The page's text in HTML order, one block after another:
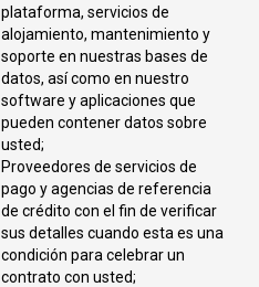
plataforma, servicios de
alojamiento, mantenimiento y
soporte en nuestras bases de
datos, así como en nuestro
software y aplicaciones que
pueden contener datos sobre
usted;
Proveedores de servicios de
pago y agencias de referencia
de crédito con el fin de verificar
sus detalles cuando esta es una
condición para celebrar un
contrato con usted;